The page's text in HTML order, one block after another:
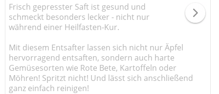
Frisch gepresster Saft ist gesund und
schmeckt besonders lecker - nicht nur
während einer Heilfasten-Kur.
Mit diesem Entsafter lassen sich nicht nur Äpfel
hervorragend entsaften, sondern auch harte
Gemüsesorten wie Rote Bete, Kartoffeln oder
Möhren! Spritzt nicht! Und lässt sich anschließend
ganz einfach reinigen!